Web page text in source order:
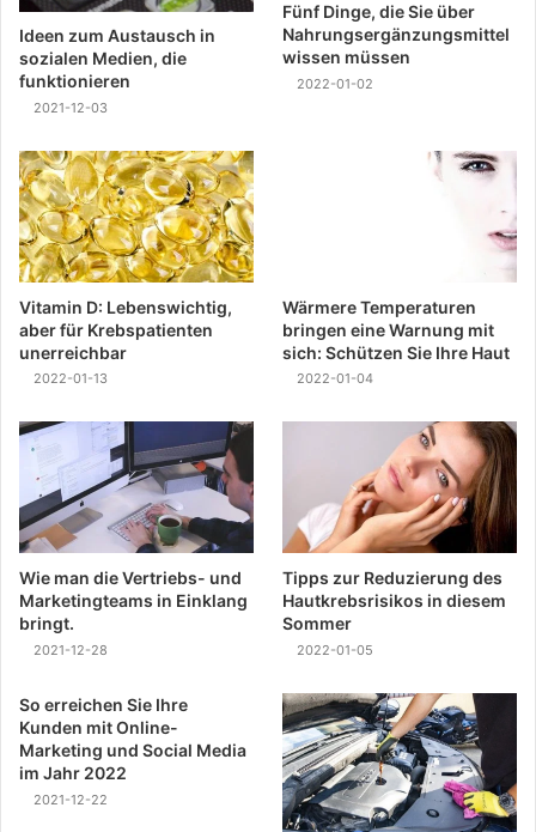
Ideen zum Austausch in
sozialen Medien, die
funktionieren
2021-12-03
Fünf Dinge, die Sie über
Nahrungsergänzungsmittel
wissen müssen
2022-01-02
Vitamin D: Lebenswichtig,
aber für Krebspatienten
unerreichbar
2022-01-13
Wärmere Temperaturen
bringen eine Warnung mit
sich: Schützen Sie Ihre Haut
2022-01-04
Wie man die Vertriebs- und
Marketingteams in Einklang
bringt.
2021-12-28
Tipps zur Reduzierung des
Hautkrebsrisikos in diesem
Sommer
2022-01-05
So erreichen Sie Ihre
Kunden mit Online-
Marketing und Social Media
im Jahr 2022
2021-12-22